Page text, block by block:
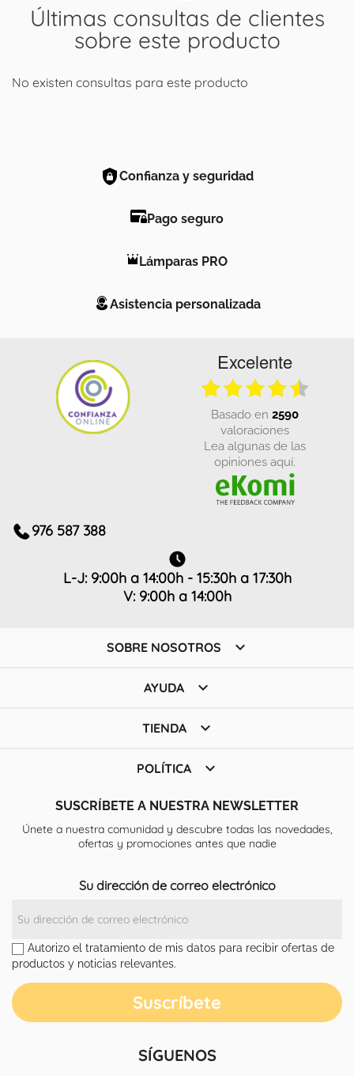
Últimas consultas de clientes
sobre este producto
No existen consultas para este producto
Confianza y seguridad
Pago seguro
Lámparas PRO
Asistencia personalizada
Excelente
basado en 2590
valoraciones
Lea algunas de las
opiniones aquí.
976 587 388
L-J: 9:00h a 14:00h - 15:30h a 17:30h
V: 9:00h a 14:00h
SOBRE NOSOTROS 
AYUDA 
TIENDA 
POLÍTICA 
SUSCRÍBETE A NUESTRA NEWSLETTER
Únete a nuestra comunidad y descubre todas las novedades,
ofertas y promociones antes que nadie
Su dirección de correo electrónico
Autorizo el tratamiento de mis datos para recibir ofertas de
productos y noticias relevantes.
SÍGUENOS